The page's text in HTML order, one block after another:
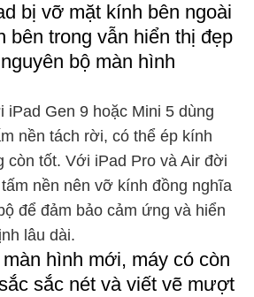
bị vỡ mặt kính bên ngoài
bên trong vẫn hiển thị đẹp
bộ màn hình
iPad Gen 9 hoặc Mini 5 dùng
nền tách rời, có thể ép kính
còn tốt. Với iPad Pro và Air đời
nền nên vỡ kính đồng nghĩa
để đảm bảo cảm ứng và hiển
lâu dài.
hình mới, máy có còn
sắc nét và viết vẽ mượt